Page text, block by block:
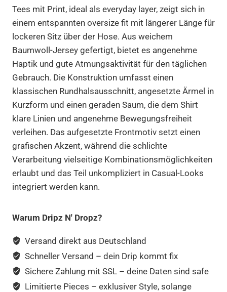
Menge
Tees mit Print, ideal als everyday layer, zeigt sich in
einem entspannten oversize fit mit längerer Länge für
lockeren Sitz über der Hose. Aus weichem
Baumwoll-Jersey gefertigt, bietet es angenehme
Haptik und gute Atmungsaktivität für den täglichen
Gebrauch. Die Konstruktion umfasst einen
klassischen Rundhalsausschnitt, angesetzte Ärmel in
Kurzform und einen geraden Saum, die dem Shirt
klare Linien und angenehme Bewegungsfreiheit
verleihen. Das aufgesetzte Frontmotiv setzt einen
grafischen Akzent, während die schlichte
Verarbeitung vielseitige Kombinationsmöglichkeiten
erlaubt und das Teil unkompliziert in Casual-Looks
integriert werden kann.
Warum Dripz N' Dropz?
Versand direkt aus Deutschland
Schneller Versand – dein Drip kommt fix
Sichere Zahlung mit SSL – deine Daten sind safe
Limitierte Pieces – exklusiver Style, solange